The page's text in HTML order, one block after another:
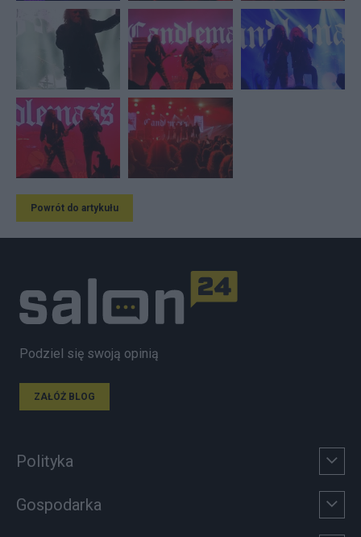
Powrót do artykułu
Podziel się swoją opinią
ZAŁÓŻ BLOG
Polityka
Gospodarka